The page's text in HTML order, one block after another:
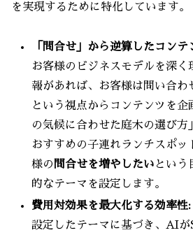
を実現するために特化しています。
「問合せ」から逆算したコンテ
お客様のビジネスモデルを深く
報があれば、お客様は問い合わ
という視点からコンテンツを企
の気候に合わせた庭木の選び方
おすすめの子連れランチスポッ
様の 問合せを増やしたい という
的なテーマを設定します。
費用対効果を最大化する効率性:
設定したテーマに基づき、AI